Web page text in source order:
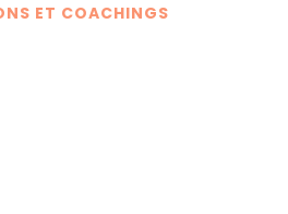
ET COACHINGS